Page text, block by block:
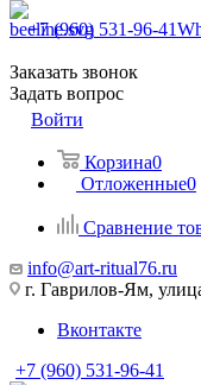
+7 (960) 531-96-41
Заказать звонок
Задать вопрос
Войти
Корзина0
Отложенные0
Сравнение
info@art-ritual76.ru
г. Гаврилов-Ям,
Вконтакте
+7 (960) 531-96-41